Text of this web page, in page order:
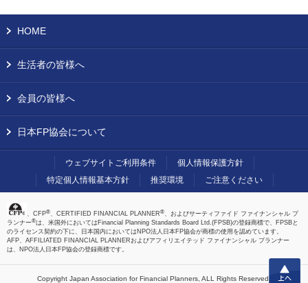
上へ
HOME
生活者の皆様へ
会員の皆様へ
日本FP協会について
ウェブサイトご利用条件
個人情報保護方針
特定個人情報基本方針
推奨環境 ご注意ください
、CFP®、CERTIFIED FINANCIAL PLANNER®、およびサーティファイド ファイナンシャル プ
ランナー®は、米国外においてはFinancial Planning Standards Board Ltd.(FPSB)の登録商標で、FPSBと
のライセンス契約の下に、日本国内においてはNPO法人日本FP協会が商標の使用を認めています。
AFP、AFFILIATED FINANCIAL PLANNERおよびアフィリエイテッド ファイナンシャル プランナー
は、NPO法人日本FP協会の登録商標です。
Copyright Japan Association for Financial Planners, ALL Rights Reserved.